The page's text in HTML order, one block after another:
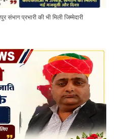
प्रभारी की भी मिली जिम्मेदारी